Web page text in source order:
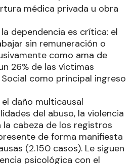
médica privada u obra
dependencia es crítica: el
sin remuneración o
como ama de
26% de las víctimas
como principal ingreso
daño multicausal
del abuso, la violencia
la cabeza de los registros
de forma manifiesta
(2.150 casos). Le siguen
psicológica con el